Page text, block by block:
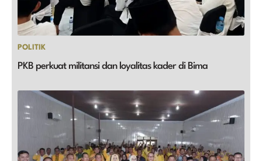
POLITIK
PKB perkuat militansi dan loyalitas kader di Bima